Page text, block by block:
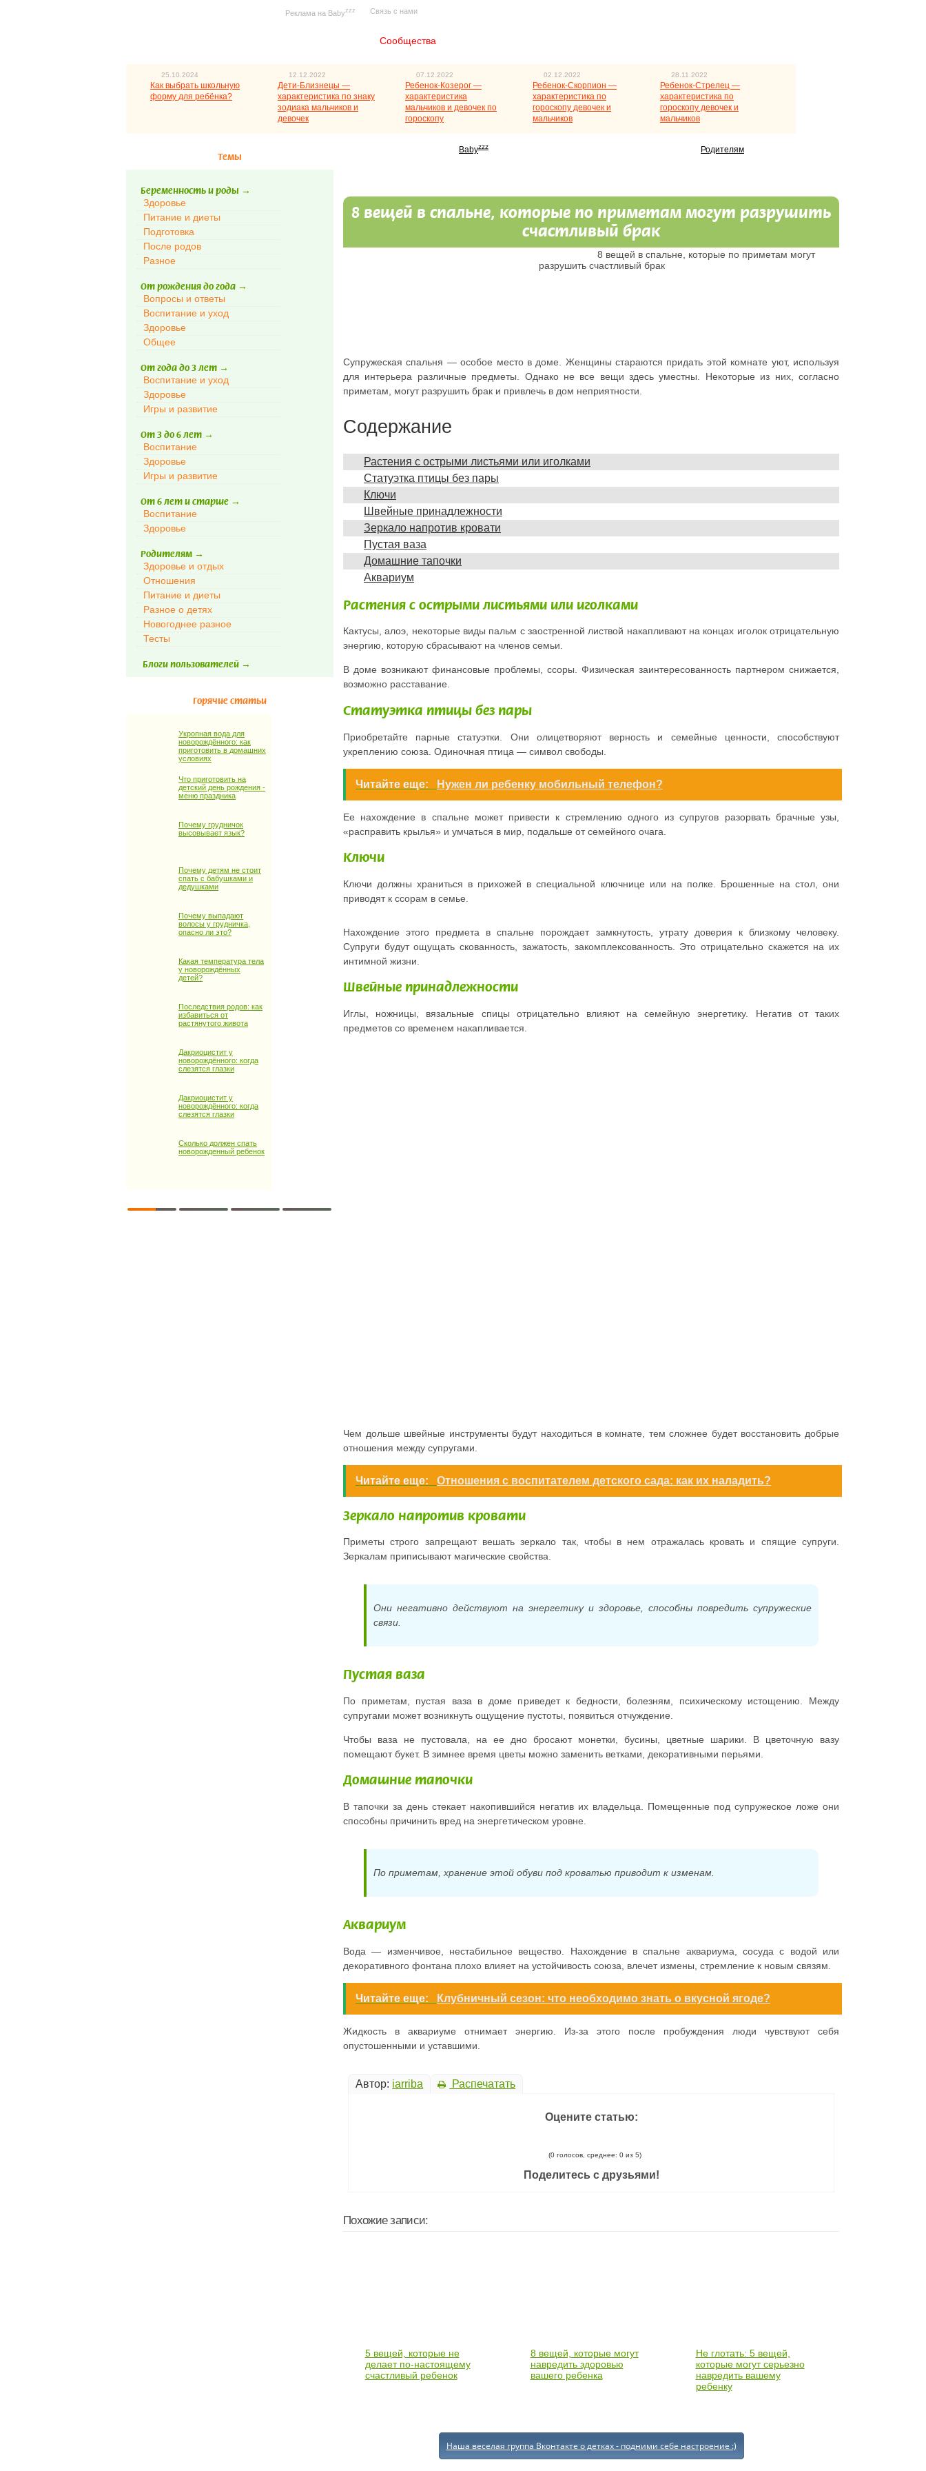
Реклама на Babyzzz Связь с нами
Сообщества
25.10.2024
Как выбрать школьную
форму для ребёнка?
12.12.2022
Дети-Близнецы —
характеристика по знаку
зодиака мальчиков и
девочек
07.12.2022
Ребенок-Козерог —
характеристика
мальчиков и девочек по
гороскопу
02.12.2022
Ребенок-Скорпион —
характеристика по
гороскопу девочек и
мальчиков
28.11.2022
Ребенок-Стрелец —
характеристика по
гороскопу девочек и
мальчиков
Темы
Беременность и роды →
Здоровье
Питание и диеты
Подготовка
После родов
Разное
От рождения до года →
Вопросы и ответы
Воспитание и уход
Здоровье
Общее
От года до 3 лет →
Воспитание и уход
Здоровье
Игры и развитие
От 3 до 6 лет →
Воспитание
Здоровье
Игры и развитие
От 6 лет и старше →
Воспитание
Здоровье
Родителям →
Здоровье и отдых
Отношения
Питание и диеты
Разное о детях
Новогоднее разное
Тесты
Блоги пользователей →
Горячие статьи
Укропная вода для
новорождённого: как
приготовить в домашних
условиях
Что приготовить на
детский день рождения -
меню праздника
Почему грудничок
высовывает язык?
Почему детям не стоит
спать с бабушками и
дедушками
Почему выпадают
волосы у грудничка,
опасно ли это?
Какая температура тела
у новорождённых
детей?
Последствия родов: как
избавиться от
растянутого живота
Дакриоцистит у
новорождённого: когда
слезятся глазки
Дакриоцистит у
новорождённого: когда
слезятся глазки
Сколько должен спать
новорожденный ребенок
Babyzzz Родителям
8 вещей в спальне, которые по приметам могут
разрушить счастливый брак
8 вещей в спальне, которые по приметам могут разрушить
счастливый брак
Супружеская спальня — особое место в доме. Женщины стараются придать этой комнате уют, используя
для интерьера различные предметы. Однако не все вещи здесь уместны. Некоторые из них, согласно
приметам, могут разрушить брак и привлечь в дом неприятности.
Содержание
Растения с острыми листьями или иголками
Статуэтка птицы без пары
Ключи
Швейные принадлежности
Зеркало напротив кровати
Пустая ваза
Домашние тапочки
Аквариум
Растения с острыми листьями или иголками
Кактусы, алоэ, некоторые виды пальм с заостренной листвой накапливают на концах иголок отрицательную
энергию, которую сбрасывают на членов семьи.
В доме возникают финансовые проблемы, ссоры. Физическая заинтересованность партнером снижается,
возможно расставание.
Статуэтка птицы без пары
Приобретайте парные статуэтки. Они олицетворяют верность и семейные ценности, способствуют
укреплению союза. Одиночная птица — символ свободы.
Читайте еще: Нужен ли ребенку мобильный телефон?
Ее нахождение в спальне может привести к стремлению одного из супругов разорвать брачные узы,
«расправить крылья» и умчаться в мир, подальше от семейного очага.
Ключи
Ключи должны храниться в прихожей в специальной ключнице или на полке. Брошенные на стол, они
приводят к ссорам в семье.
Нахождение этого предмета в спальне порождает замкнутость, утрату доверия к близкому человеку.
Супруги будут ощущать скованность, зажатость, закомплексованность. Это отрицательно скажется на их
интимной жизни.
Швейные принадлежности
Иглы, ножницы, вязальные спицы отрицательно влияют на семейную энергетику. Негатив от таких
предметов со временем накапливается.
Чем дольше швейные инструменты будут находиться в комнате, тем сложнее будет восстановить добрые
отношения между супругами.
Читайте еще: Отношения с воспитателем детского сада: как их наладить?
Зеркало напротив кровати
Приметы строго запрещают вешать зеркало так, чтобы в нем отражалась кровать и спящие супруги.
Зеркалам приписывают магические свойства.
Они негативно действуют на энергетику и здоровье, способны повредить супружеские
связи.
Пустая ваза
По приметам, пустая ваза в доме приведет к бедности, болезням, психическому истощению. Между
супругами может возникнуть ощущение пустоты, появиться отчуждение.
Чтобы ваза не пустовала, на ее дно бросают монетки, бусины, цветные шарики. В цветочную вазу
помещают букет. В зимнее время цветы можно заменить ветками, декоративными перьями.
Домашние тапочки
В тапочки за день стекает накопившийся негатив их владельца. Помещенные под супружеское ложе они
способны причинить вред на энергетическом уровне.
По приметам, хранение этой обуви под кроватью приводит к изменам.
Аквариум
Вода — изменчивое, нестабильное вещество. Нахождение в спальне аквариума, сосуда с водой или
декоративного фонтана плохо влияет на устойчивость союза, влечет измены, стремление к новым связям.
Читайте еще: Клубничный сезон: что необходимо знать о вкусной ягоде?
Жидкость в аквариуме отнимает энергию. Из-за этого после пробуждения люди чувствуют себя
опустошенными и уставшими.
Автор: iarriba Распечатать
Оцените статью:
(0 голосов, среднее: 0 из 5)
Поделитесь с друзьями!
Похожие записи:
5 вещей, которые не
делает по-настоящему
счастливый ребенок
8 вещей, которые могут
навредить здоровью
вашего ребенка
Не глотать: 5 вещей,
которые могут серьезно
навредить вашему
ребенку
Наша веселая группа Вконтакте о детках - подними себе настроение :)